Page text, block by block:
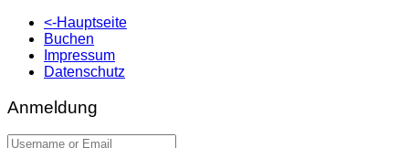
<-Hauptseite
Buchen
Impressum
Datenschutz
Anmeldung